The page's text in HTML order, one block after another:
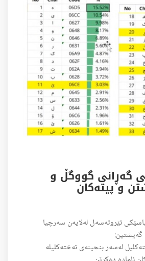
گەڕانی گووگڵ و
و پیتەکان
تێروتەسەل لەلایەن سەرچیا
گەیشتین:
لەسەر بنچینەی تەختەکلیلە